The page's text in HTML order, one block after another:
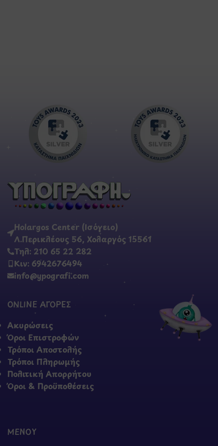
Holargos Center (Ισόγειο)
Λ.Περικλέους 56, Χολαργός 15561
Τηλ: 210 65 22 282
Κιν: 6942676494
info@ypografi.com
ONLINE ΑΓΟΡΕΣ
Ακυρώσεις
Όροι Επιστροφών
Τρόποι Αποστολής
Τρόποι Πληρωμής
Πολιτική Απορρήτου
Όροι & Προϋποθέσεις
ΜΕΝΟΥ